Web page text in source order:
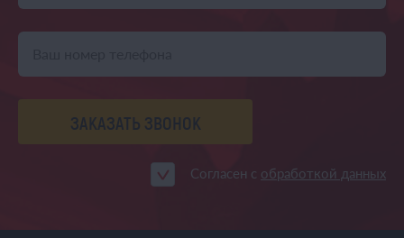
ЗАКАЗАТЬ ЗВОНОК
Согласен с обработкой данных